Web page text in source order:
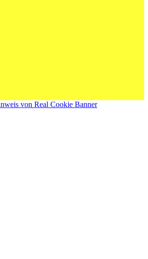
von Real Cookie Banner